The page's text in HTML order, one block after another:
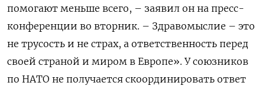
помогают меньше всего, – заявил он на пресс-
конференции во вторник. – Здравомыслие – это
не трусость и не страх, а ответственность перед
своей страной и миром в Европе». У союзников
по НАТО не получается скоординировать ответ